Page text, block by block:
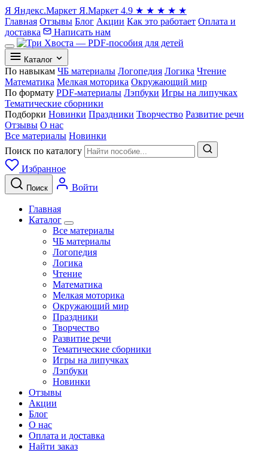
Я Яндекс.Маркет Я.Маркет 4.9 ★ ★ ★ ★ ★
Главная Отзывы Блог Акции Как это работает Оплата и
доставка
Написать нам
Каталог
По навыкам ЧБ материалы Логопедия Логика Чтение
Математика Мелкая моторика Окружающий мир
По формату PDF-материалы Лэпбуки Игры на липучках
Тематические сборники
Подборки Новинки Праздники Творчество Развитие речи
Отзывы О нас
Все материалы Новинки
Поиск по каталогу
Избранное
Поиск Войти
Главная
Каталог
Все материалы
ЧБ материалы
Логопедия
Логика
Чтение
Математика
Мелкая моторика
Окружающий мир
Праздники
Творчество
Развитие речи
Тематические сборники
Игры на липучках
Лэпбуки
Новинки
Отзывы
Акции
Блог
О нас
Оплата и доставка
Найти заказ